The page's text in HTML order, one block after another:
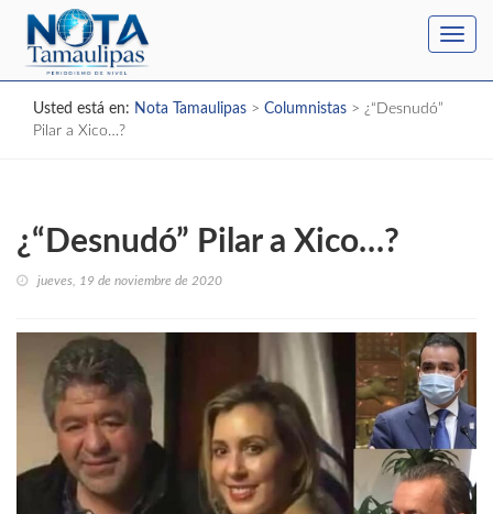
Usted está en: Nota Tamaulipas > Columnistas > ¿“Desnudó”
Pilar a Xico…?
¿“Desnudó” Pilar a Xico…?
jueves, 19 de noviembre de 2020